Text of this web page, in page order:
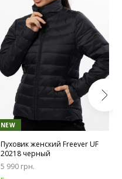
NEW
Пуховик женский Freever UF
20218 черный
5 990 грн.